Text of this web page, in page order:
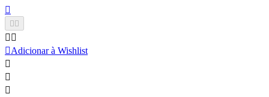


 
Adicionar à Wishlist


